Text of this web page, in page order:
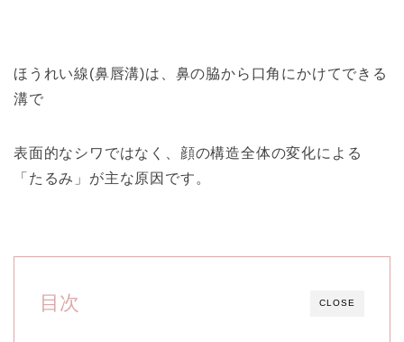
ほうれい線(鼻唇溝)は、鼻の脇から口角にかけてできる
溝で
表面的なシワではなく、顔の構造全体の変化による
「たるみ」が主な原因です。
CLOSE
目次